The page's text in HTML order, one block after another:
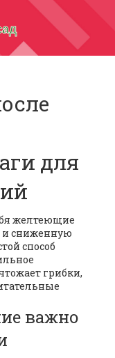
для
желтеющие
и сниженную
способ
грибки,
важно